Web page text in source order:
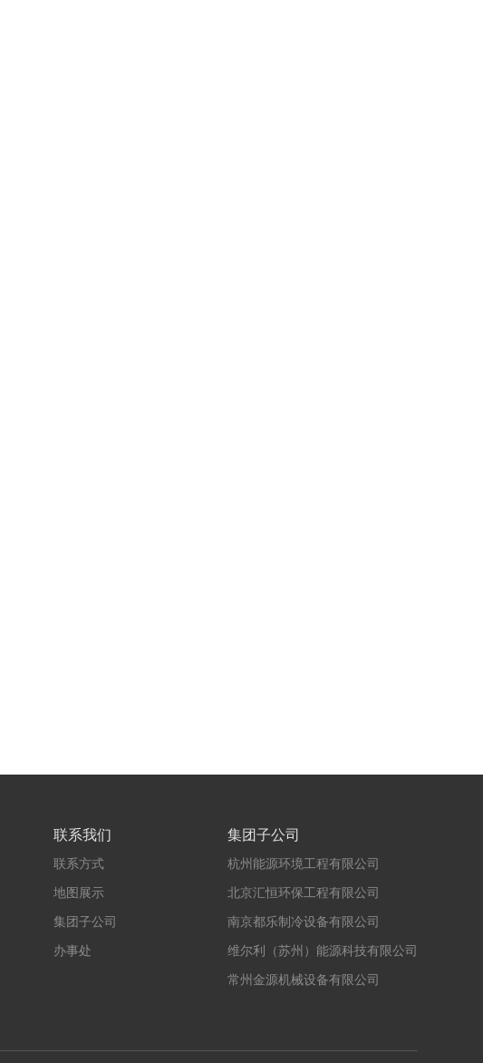
联系我们
联系方式
地图展示
集团子公司
办事处
集团子公司
杭州能源环境工程有限公司
北京汇恒环保工程有限公司
南京都乐制冷设备有限公司
维尔利（苏州）能源科技有限公司
常州金源机械设备有限公司